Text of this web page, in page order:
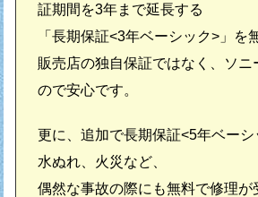
証期間を3年まで延長する
「長期保証<3年ベーシック>」を
販売店の独自保証ではなく、ソニ
ので安心です。
更に、追加で長期保証<5年ベーシ
水ぬれ、火災など、
偶然な事故の際にも無料で修理が